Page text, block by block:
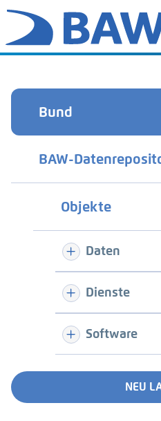
Bund
BAW-
Objekte
Daten
Dienste
Software
NEU